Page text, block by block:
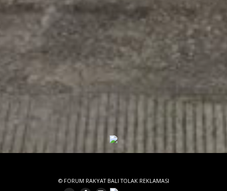
© FORUM RAKYAT BALI TOLAK REKLAMASI